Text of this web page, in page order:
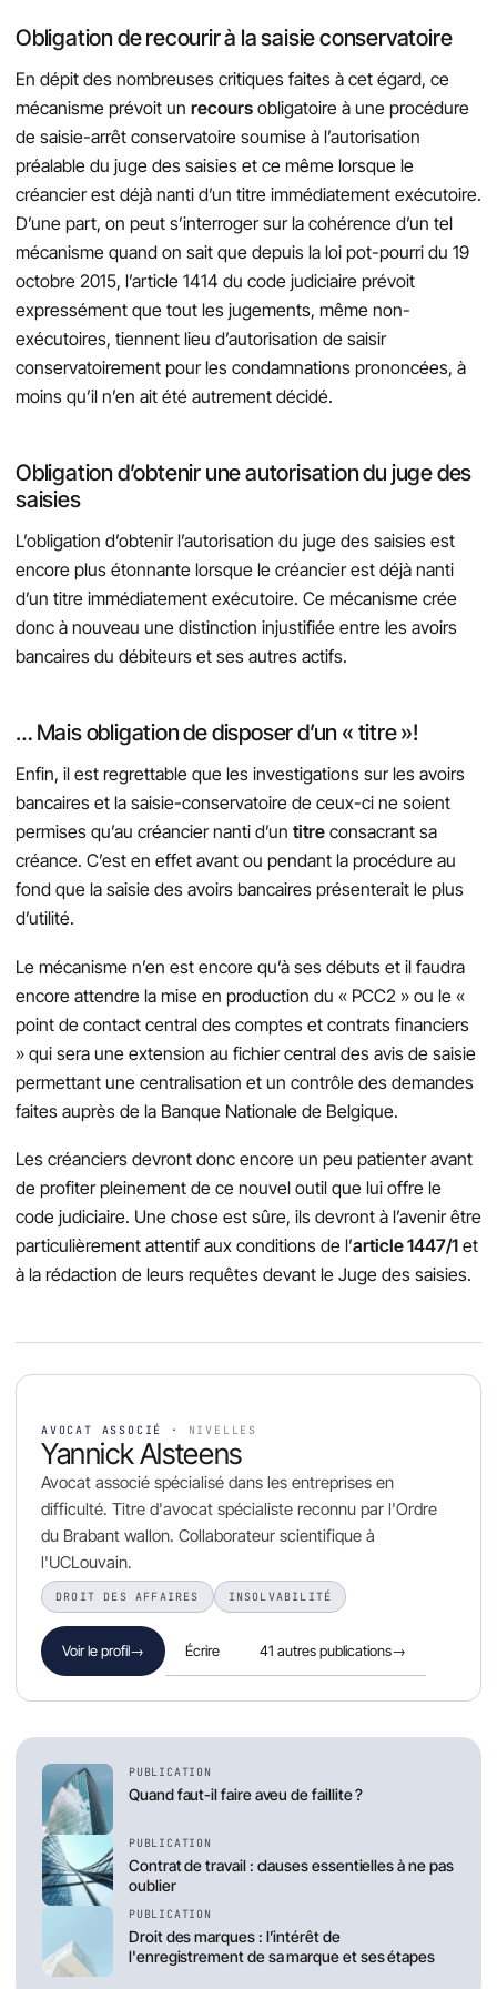
Obligation de recourir à la saisie conservatoire
En dépit des nombreuses critiques faites à cet égard, ce
mécanisme prévoit un recours obligatoire à une procédure
de saisie-arrêt conservatoire soumise à l’autorisation
préalable du juge des saisies et ce même lorsque le
créancier est déjà nanti d’un titre immédiatement exécutoire.
D’une part, on peut s’interroger sur la cohérence d’un tel
mécanisme quand on sait que depuis la loi pot-pourri du 19
octobre 2015, l’article 1414 du code judiciaire prévoit
expressément que tout les jugements, même non-
exécutoires, tiennent lieu d’autorisation de saisir
conservatoirement pour les condamnations prononcées, à
moins qu’il n’en ait été autrement décidé.
Obligation d’obtenir une autorisation du juge des
saisies
L’obligation d’obtenir l’autorisation du juge des saisies est
encore plus étonnante lorsque le créancier est déjà nanti
d’un titre immédiatement exécutoire. Ce mécanisme crée
donc à nouveau une distinction injustifiée entre les avoirs
bancaires du débiteurs et ses autres actifs.
… Mais obligation de disposer d’un « titre »!
Enfin, il est regrettable que les investigations sur les avoirs
bancaires et la saisie-conservatoire de ceux-ci ne soient
permises qu’au créancier nanti d’un titre consacrant sa
créance. C’est en effet avant ou pendant la procédure au
fond que la saisie des avoirs bancaires présenterait le plus
d’utilité.
Le mécanisme n’en est encore qu’à ses débuts et il faudra
encore attendre la mise en production du « PCC2 » ou le «
point de contact central des comptes et contrats financiers
» qui sera une extension au fichier central des avis de saisie
permettant une centralisation et un contrôle des demandes
faites auprès de la Banque Nationale de Belgique.
Les créanciers devront donc encore un peu patienter avant
de profiter pleinement de ce nouvel outil que lui offre le
code judiciaire. Une chose est sûre, ils devront à l’avenir être
particulièrement attentif aux conditions de l’article 1447/1 et
à la rédaction de leurs requêtes devant le Juge des saisies.
AVOCAT ASSOCIÉ · NIVELLES
Yannick Alsteens
Avocat associé spécialisé dans les entreprises en
difficulté. Titre d'avocat spécialiste reconnu par l'Ordre
du Brabant wallon. Collaborateur scientifique à
l'UCLouvain.
DROIT DES AFFAIRES INSOLVABILITÉ
Voir le profil→ Écrire 41 autres publications→
PUBLICATION
Quand faut-il faire aveu de faillite ?
PUBLICATION
Contrat de travail : clauses essentielles à ne pas
oublier
PUBLICATION
Droit des marques : l’intérêt de
l'enregistrement de sa marque et ses étapes